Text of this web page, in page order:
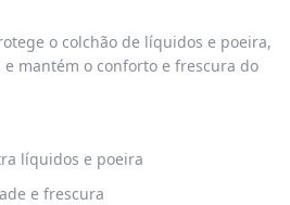
o colchão de líquidos e poeira,
mantém o conforto e frescura do
líquidos e poeira
e frescura